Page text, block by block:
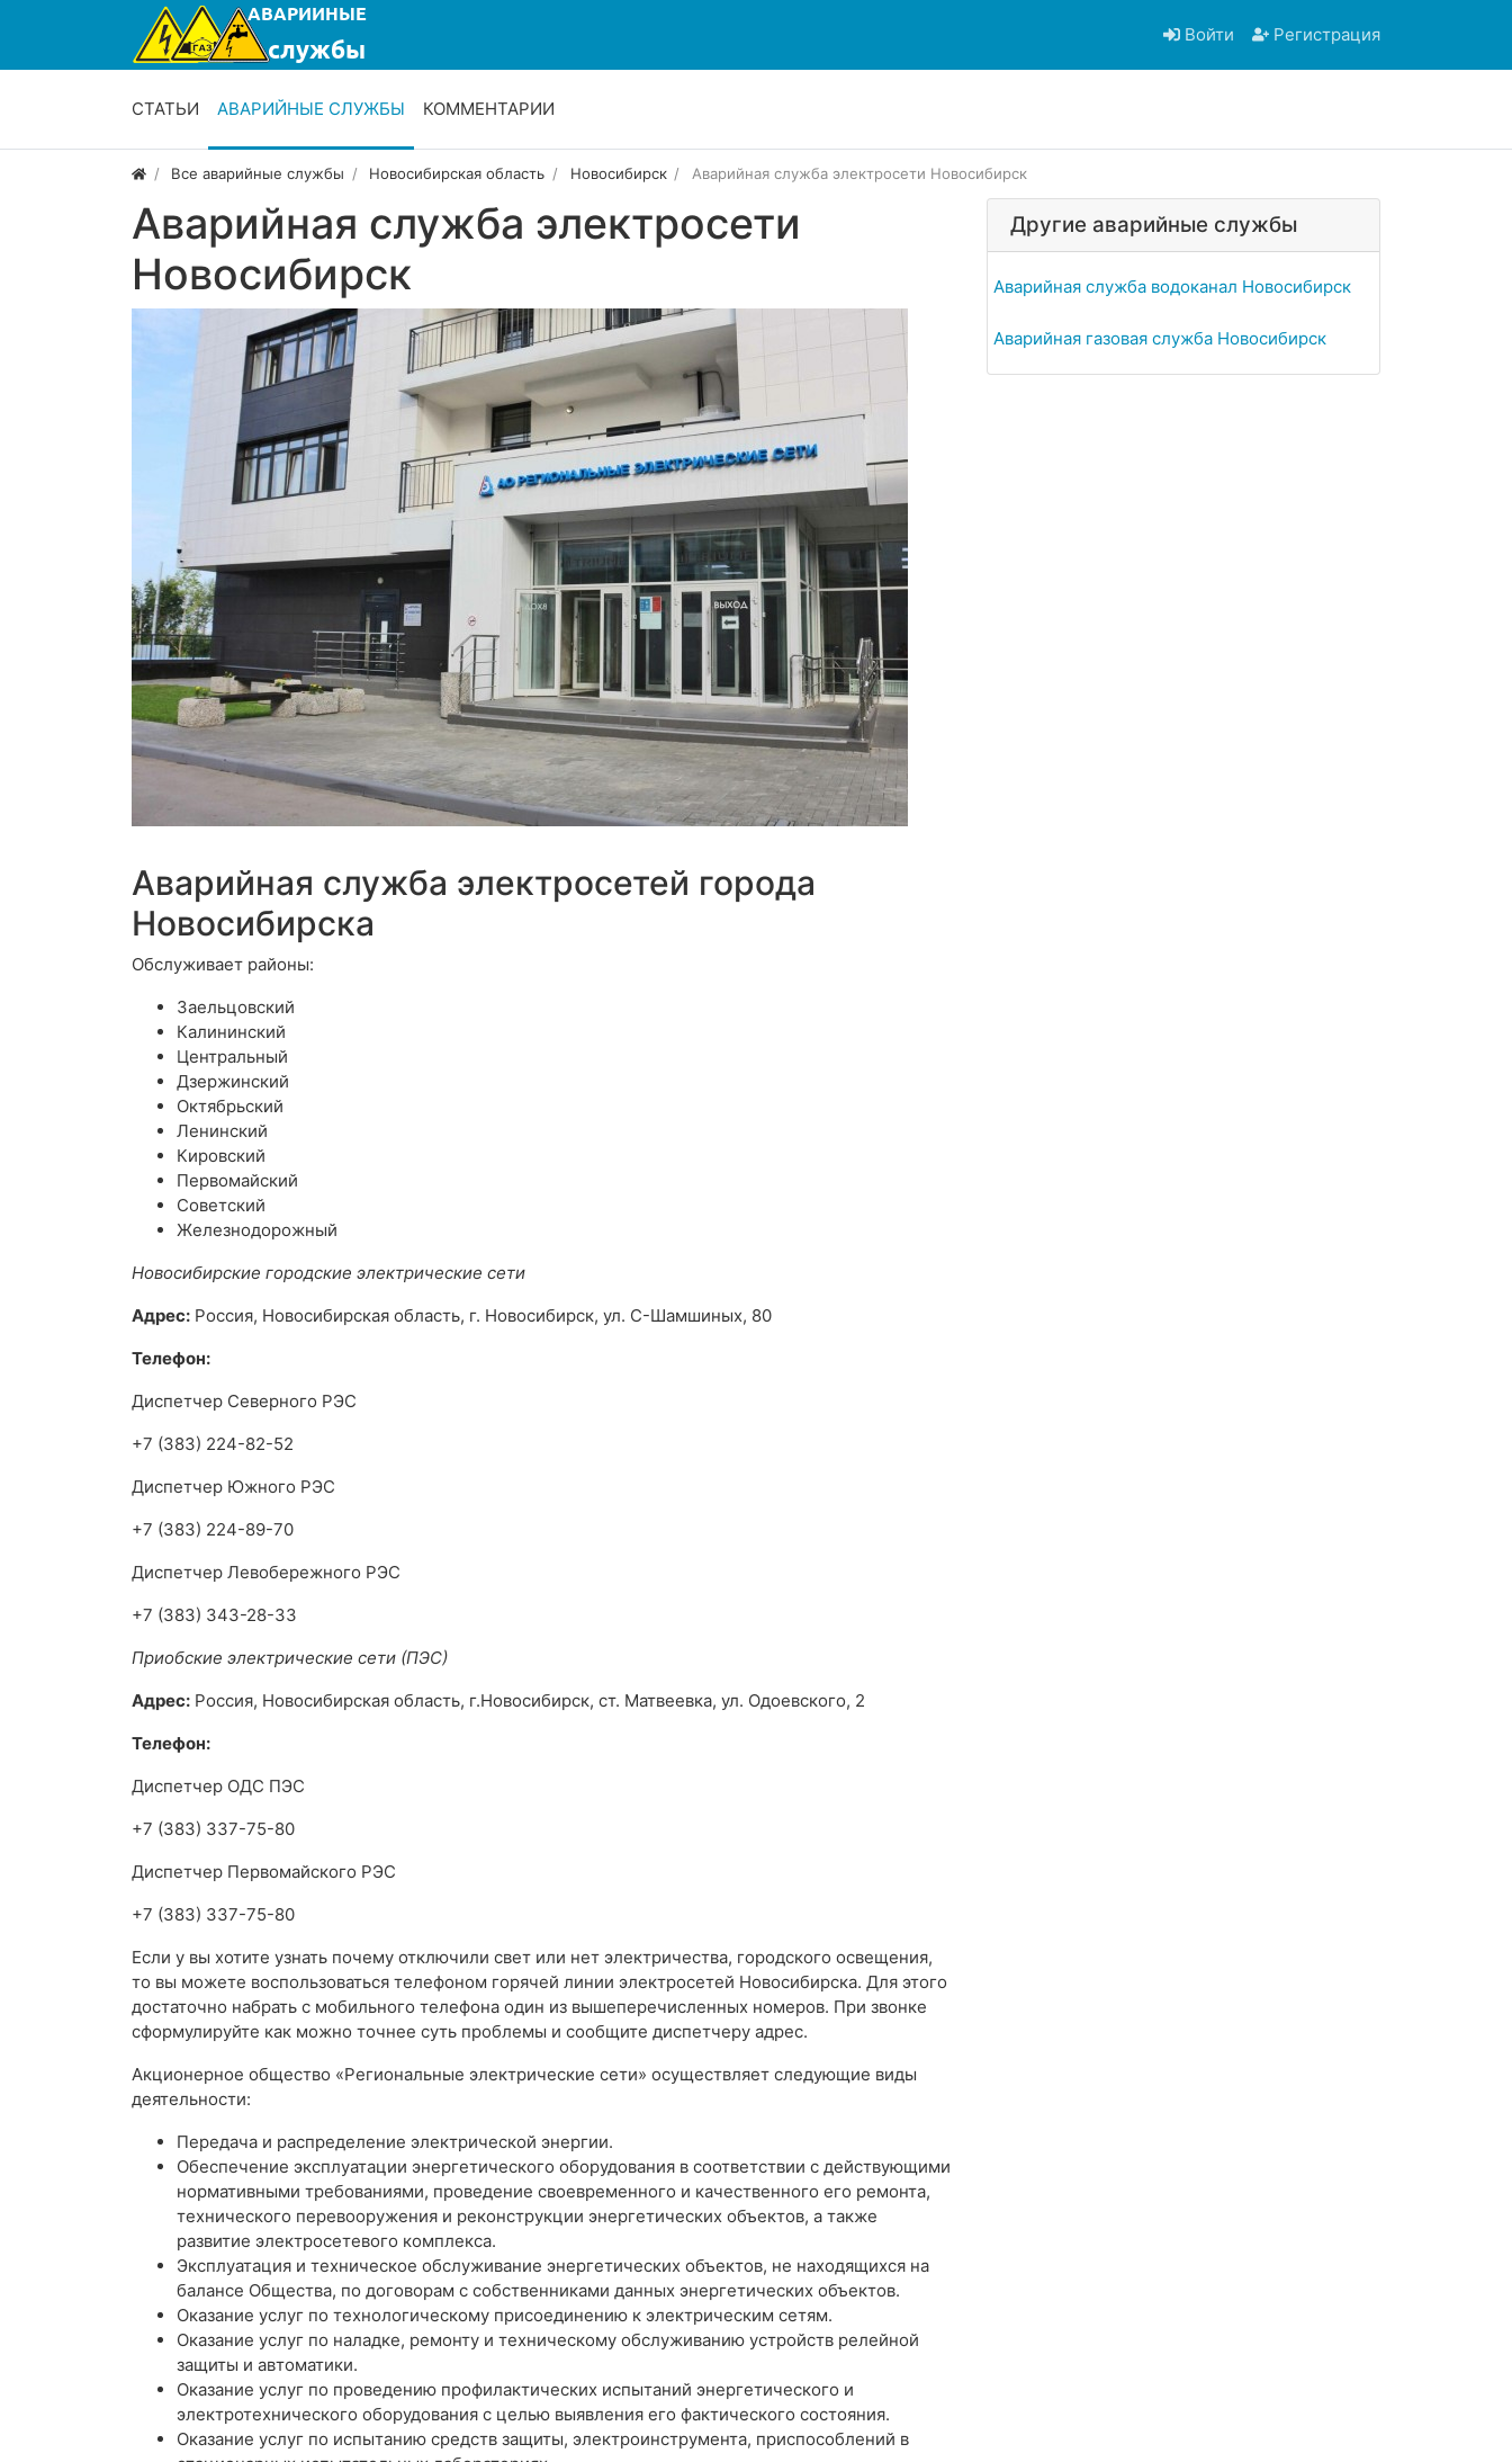
Войти Регистрация
СТАТЬИ АВАРИЙНЫЕ СЛУЖБЫ КОММЕНТАРИИ
Все аварийные службы Новосибирская область Новосибирск Аварийная служба электросети Новосибирск
Аварийная служба электросети
Новосибирск
Аварийная служба электросетей города
Новосибирска
Обслуживает районы:
Заельцовский
Калининский
Центральный
Дзержинский
Октябрьский
Ленинский
Кировский
Первомайский
Советский
Железнодорожный
Новосибирские городские электрические сети
Адрес: Россия, Новосибирская область, г. Новосибирск, ул. С-Шамшиных, 80
Телефон:
Диспетчер Северного РЭС
+7 (383) 224-82-52
Диспетчер Южного РЭС
+7 (383) 224-89-70
Диспетчер Левобережного РЭС
+7 (383) 343-28-33
Приобские электрические сети (ПЭС)
Адрес: Россия, Новосибирская область, г.Новосибирск, ст. Матвеевка, ул. Одоевского, 2
Телефон:
Диспетчер ОДС ПЭС
+7 (383) 337-75-80
Диспетчер Первомайского РЭС
+7 (383) 337-75-80
Если у вы хотите узнать почему отключили свет или нет электричества, городского освещения,
то вы можете воспользоваться телефоном горячей линии электросетей Новосибирска. Для этого
достаточно набрать с мобильного телефона один из вышеперечисленных номеров. При звонке
сформулируйте как можно точнее суть проблемы и сообщите диспетчеру адрес.
Акционерное общество «Региональные электрические сети» осуществляет следующие виды
деятельности:
Передача и распределение электрической энергии.
Обеспечение эксплуатации энергетического оборудования в соответствии с действующими
нормативными требованиями, проведение своевременного и качественного его ремонта,
технического перевооружения и реконструкции энергетических объектов, а также
развитие электросетевого комплекса.
Эксплуатация и техническое обслуживание энергетических объектов, не находящихся на
балансе Общества, по договорам с собственниками данных энергетических объектов.
Оказание услуг по технологическому присоединению к электрическим сетям.
Оказание услуг по наладке, ремонту и техническому обслуживанию устройств релейной
защиты и автоматики.
Оказание услуг по проведению профилактических испытаний энергетического и
электротехнического оборудования с целью выявления его фактического состояния.
Оказание услуг по испытанию средств защиты, электроинструмента, приспособлений в
Другие аварийные службы
Аварийная служба водоканал Новосибирск
Аварийная газовая служба Новосибирск